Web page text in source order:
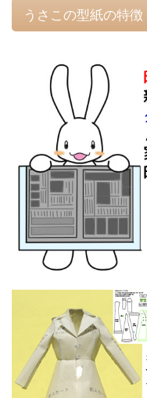
うさこの型紙の特徴